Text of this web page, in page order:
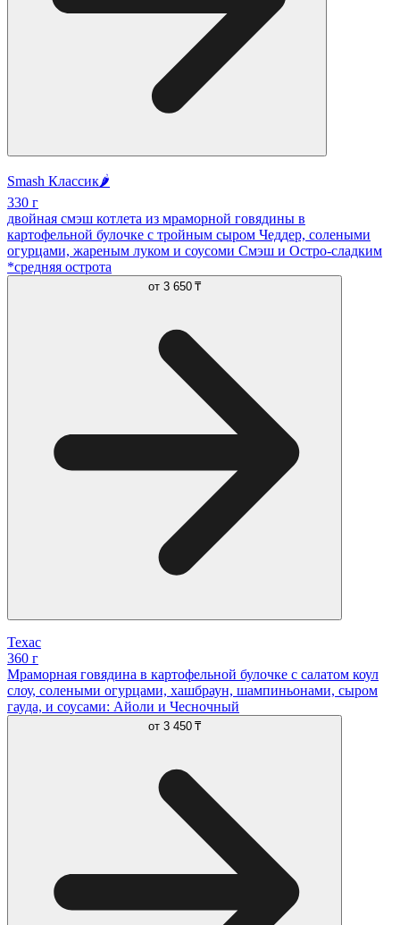
Smash Классик🌶️
330 г
двойная смэш котлета из мраморной говядины в
картофельной булочке с тройным сыром Чеддер, солеными
огурцами, жареным луком и соусоми Смэш и Остро-сладким
*средняя острота
от 3 650 ₸
Техас
360 г
Мраморная говядина в картофельной булочке с салатом коул
слоу, солеными огурцами, хашбраун, шампиньонами, сыром
гауда, и соусами: Айоли и Чесночный
от 3 450 ₸